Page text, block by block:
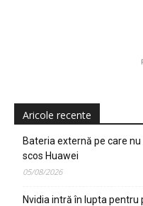
Aricole recente
Bateria externă pe care
scos Huawei
05/08/2026
Nvidia intră în lupta pentru